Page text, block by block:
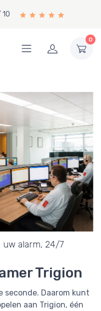
10
0
uw alarm, 24/7
Trigion
seconde. Daarom kunt
aan Trigion, één